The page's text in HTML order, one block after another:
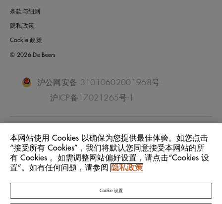
条款与细则
隐私政策
Cookie 政策
© 2026 De Beers
沪公网安备 31010602001968号
沪ICP备17021265号-1
位置: China Mainland
语言: 中文
本网站使用 Cookies 以确保为您提供最佳体验。如您点击
“接受所有 Cookies”，我们将默认您同意接受本网站的所
有 Cookies 。如需调整网站偏好设置，请点击“Cookies 设
置”。如有任何问题，请参阅
隐私政策
Cookie 设置